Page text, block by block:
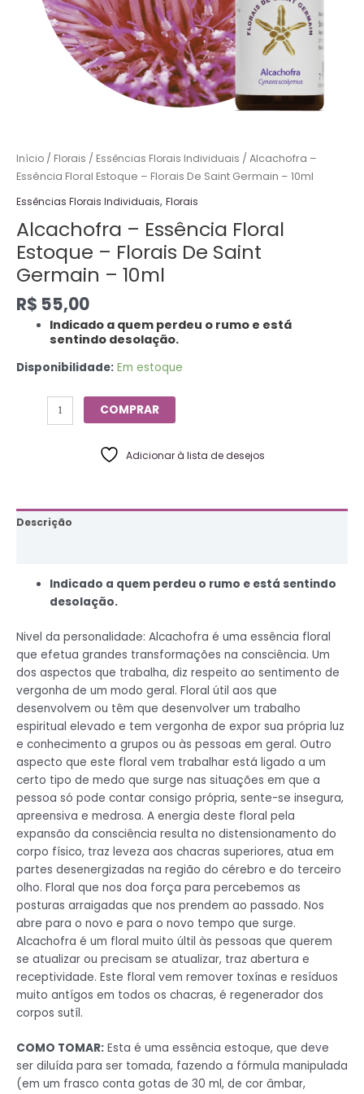
Início / Florais / Essências Florais Individuais / Alcachofra –
Essência Floral Estoque – Florais De Saint Germain – 10ml
Essências Florais Individuais, Florais
Alcachofra – Essência Floral
Estoque – Florais De Saint
Germain – 10ml
R$ 55,00
Indicado a quem perdeu o rumo e está
sentindo desolação.
Disponibilidade: Em estoque
quantidade
COMPRAR
Adicionar à lista de desejos
Descrição
Indicado a quem perdeu o rumo e está sentindo
desolação.
Nivel da personalidade: Alcachofra é uma essência floral
que efetua grandes transformações na consciência. Um
dos aspectos que trabalha, diz respeito ao sentimento de
vergonha de um modo geral. Floral útil aos que
desenvolvem ou têm que desenvolver um trabalho
espiritual elevado e tem vergonha de expor sua própria luz
e conhecimento a grupos ou às pessoas em geral. Outro
aspecto que este floral vem trabalhar está ligado a um
certo tipo de medo que surge nas situações em que a
pessoa só pode contar consigo própria, sente-se insegura,
apreensiva e medrosa. A energia deste floral pela
expansão da consciência resulta no distensionamento do
corpo físico, traz leveza aos chacras superiores, atua em
partes desenergizadas na região do cérebro e do terceiro
olho. Floral que nos doa força para percebemos as
posturas arraigadas que nos prendem ao passado. Nos
abre para o novo e para o novo tempo que surge.
Alcachofra é um floral muito últil às pessoas que querem
se atualizar ou precisam se atualizar, traz abertura e
receptividade. Este floral vem remover toxínas e resíduos
muito antígos em todos os chacras, é regenerador dos
corpos sutíl.
COMO TOMAR: Esta é uma essência estoque, que deve
ser diluída para ser tomada, fazendo a fórmula manipulada
(em um frasco conta gotas de 30 ml, de cor âmbar,